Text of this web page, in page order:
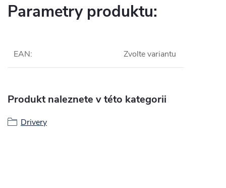
Parametry produktu:
EAN: Zvolte variantu
Produkt naleznete v této kategorii
Drivery